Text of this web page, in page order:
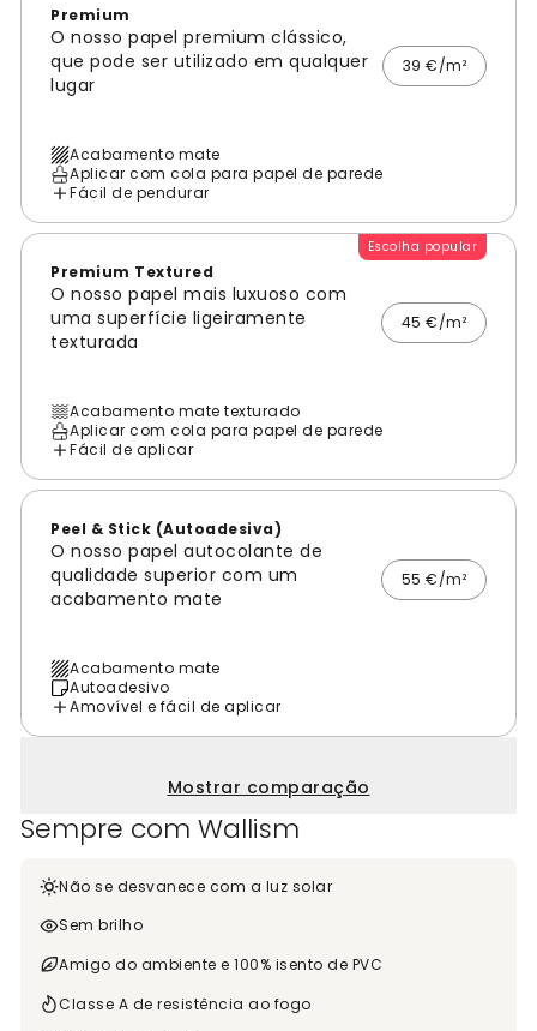
Premium
O nosso papel premium clássico,
que pode ser utilizado em qualquer
lugar
39 €/m²
Acabamento mate
Aplicar com cola para papel de parede
Fácil de pendurar
Escolha popular
Premium Textured
O nosso papel mais luxuoso com
uma superfície ligeiramente
texturada
45 €/m²
Acabamento mate texturado
Aplicar com cola para papel de parede
Fácil de aplicar
Peel & Stick (Autoadesiva)
O nosso papel autocolante de
qualidade superior com um
acabamento mate
55 €/m²
Acabamento mate
Autoadesivo
Amovível e fácil de aplicar
Mostrar comparação
Sempre com Wallism
Não se desvanece com a luz solar
Sem brilho
Amigo do ambiente e 100% isento de PVC
Classe A de resistência ao fogo